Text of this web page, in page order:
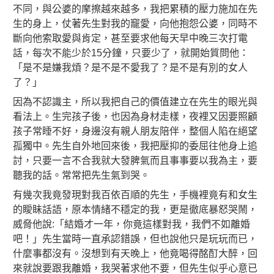
不同，與公婆的摩擦越來越多，我把累積的壓力施加在先
生的身上，仗著先生對我的竉愛，向他抱怨公婆，同時不
斷向他索取愛與肯定，甚至要求他每天早中晚三次打電
話，每次不能少於15分鐘，只要少了，就開始質問他：
「是不是嫌我煩？是不是不愛我了？是不是有別的女人
了？」
因為不認識主，所以我把自己的價值建立在先生的眼光與
看法上。生完孩子後，也因為身材走樣，夜裡又因要照顧
孩子常睡不好，身邊沒有親人朋友陪伴，整個人陷在絕望
孤獨中。先生自外地回來後，我把壓抑的委屈往他身上追
討，只要一言不合我就大發脾氣而且事事要以我為主，要
聽我的話。常常把先生氣到哭。
有幾次我竟發現對我百依百順的先生，手機裡竟有和女生
的瞹眛話語，原本情緒不穩定的我，更是徹底暴怒哭鬧，
威脅他說:「結婚才一年，你竟這樣對我，我們不如離婚
吧！」先生當時一直承認錯誤，但也說他只是玩玩而已，
什麼事都沒有。沒想到有天晚上，他竟喝得酩酊大醉，回
來就說要跟我離婚，我哭著求他不要，但先生似乎心意已